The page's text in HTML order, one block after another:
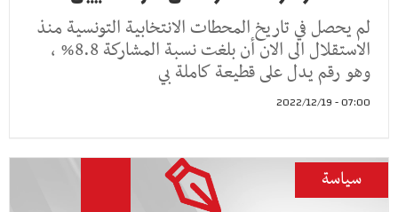
لم يحصل في تاريخ المحطات الانتخابية التونسية منذ
الاستقلال الى الان أن بلغت نسبة المشاركة 8.8% ،
وهو رقم يدل على قطيعة كاملة بي
07:00 - 2022/12/19
سياسة